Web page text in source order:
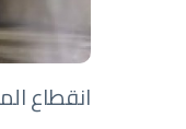
انقطاع